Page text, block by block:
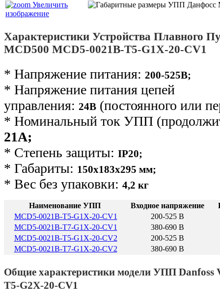
Увеличить
изображение
Характеристики Устройства Плавного
MCD500 MCD5-0021B-T5-G1X-20-CV1
* Напряжение питания: 200-525В;
* Напряжение питания цепей
управления: 24В (постоянного или
* Номинальный ток УПП
21А;
* Степень защиты: IP20;
* Габариты: 150х183х295 мм;
* Вес без упаковки: 4,2 кг
Наименование УПП Входное напряжение
MCD5-0021B-T5-G1X-20-CV1
200-525 В
MCD5-0021B-T7-G1X-20-CV1
380-690 В
MCD5-0021B-T5-G1X-20-CV2
200-525 В
MCD5-0021B-T7-G1X-20-CV2
380-690 В
Общие характеристики модели УПП Danfoss
T5-G2X-20-CV1